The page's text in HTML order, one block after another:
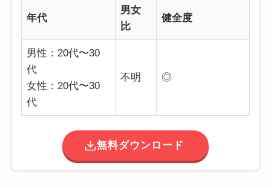
年代
男女
比
健全度
男性：20代〜30
代
女性：20代〜30
代
不明 ◎
無料ダウンロード